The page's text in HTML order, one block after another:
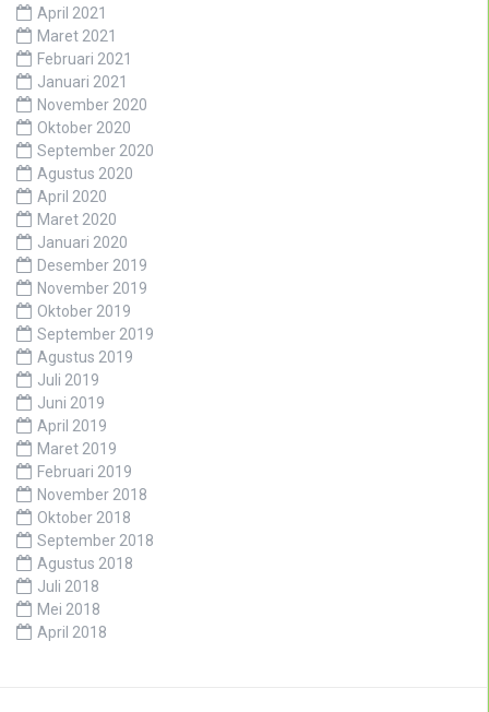
April 2021
Maret 2021
Februari 2021
Januari 2021
November 2020
Oktober 2020
September 2020
Agustus 2020
April 2020
Maret 2020
Januari 2020
Desember 2019
November 2019
Oktober 2019
September 2019
Agustus 2019
Juli 2019
Juni 2019
April 2019
Maret 2019
Februari 2019
November 2018
Oktober 2018
September 2018
Agustus 2018
Juli 2018
Mei 2018
April 2018